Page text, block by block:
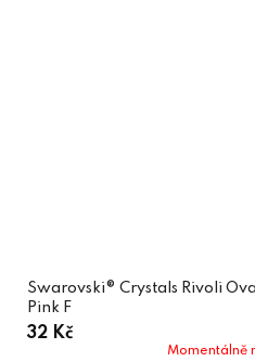
Swarovski® Crystals Rivoli
Pink F
32 Kč
Momentálně